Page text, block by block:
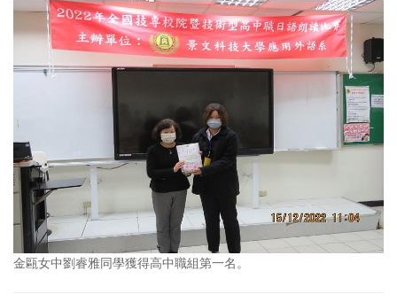
金甌女中劉睿雅同學獲得高中職組第一名。